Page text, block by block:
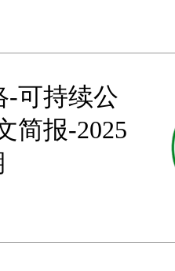
-可持续公
简报-2025